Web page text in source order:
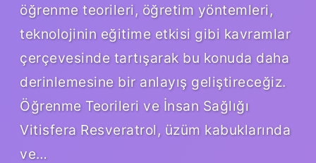
öğrenme teorileri, öğretim yöntemleri,
teknolojinin eğitime etkisi gibi kavramlar
çerçevesinde tartışarak bu konuda daha
derinlemesine bir anlayış geliştireceğiz.
Öğrenme Teorileri ve İnsan Sağlığı
Vitisfera Resveratrol, üzüm kabuklarında
ve…